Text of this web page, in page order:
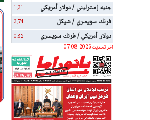
جنيه إسترليني / دولار أمريكي 1.31
فرنك سويسري / شيكل 3.74
دولار أمريكي / فرنك سويسري
0.82
اخر تحديث 2026-08-07